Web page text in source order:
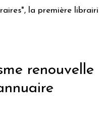
la première librairie du
renouvelle